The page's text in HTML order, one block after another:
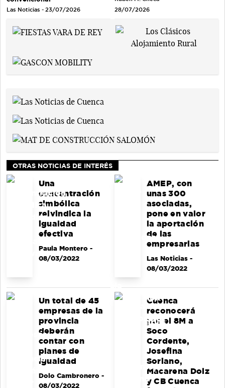
Las Noticias - 23/07/2026
28/07/2026
OTRAS NOTICIAS DE INTERÉS
Una
concentración
simbólica
reivindica la
igualdad
efectiva
Paula Montero -
08/03/2022
AMEP, con
unas 300
asociadas,
pone en valor
la aportación
de las
empresarias
Las Noticias-
08/03/2022
Un total de 45
empresas de la
provincia
deberán
contar con
planes de
igualdad
Dolo Cambronero-
08/03/2022
Cuenca
reconocerá
por el 8M a
Soco
Cordente,
Josefina
Soriano,
Macarena Dolz
y CB Cuenca